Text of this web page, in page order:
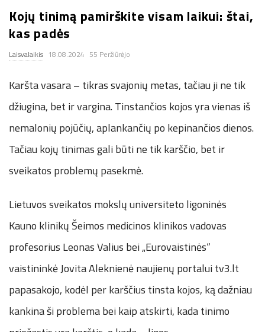
.
c
o
.
u
k
Kojų tinimą pamirškite visam laikui: štai,
kas padės
Laisvalaikis 18.08.2024 55 Peržiūrėjo
Karšta vasara – tikras svajonių metas, tačiau ji ne tik
džiugina, bet ir vargina. Tinstančios kojos yra vienas iš
nemalonių pojūčių, aplankančių po kepinančios dienos.
Tačiau kojų tinimas gali būti ne tik karščio, bet ir
sveikatos problemų pasekmė.
Lietuvos sveikatos mokslų universiteto ligoninės
Kauno klinikų Šeimos medicinos klinikos vadovas
profesorius Leonas Valius bei „Eurovaistinės“
vaistininkė Jovita Aleknienė naujienų portalui tv3.lt
papasakojo, kodėl per karščius tinsta kojos, ką dažniau
kankina ši problema bei kaip atskirti, kada tinimo